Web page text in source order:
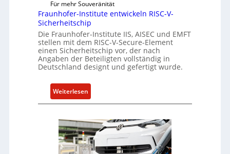
R
e
s
i
l
i
n
c
A
c
t
c
h
f
t
s
i
n
h
i
t
f
Für mehr Souveränität
Fraunhofer-Institute entwickeln RISC-V-
Sicherheitschip
Die Fraunhofer-Institute IIS, AISEC und EMFT
stellen mit dem RISC-V-Secure-Element
einen Sicherheitschip vor, der nach
Angaben der Beteiligten vollständig in
Deutschland designt und gefertigt wurde.
Weiterlesen:
F
a
u
n